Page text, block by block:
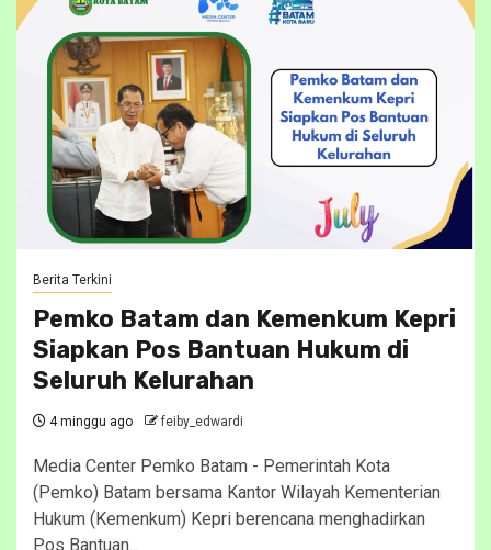
Berita Terkini
Pemko Batam dan Kemenkum Kepri
Siapkan Pos Bantuan Hukum di
Seluruh Kelurahan
4 minggu ago feiby_edwardi
Media Center Pemko Batam - Pemerintah Kota
(Pemko) Batam bersama Kantor Wilayah Kementerian
Hukum (Kemenkum) Kepri berencana menghadirkan
Pos Bantuan...